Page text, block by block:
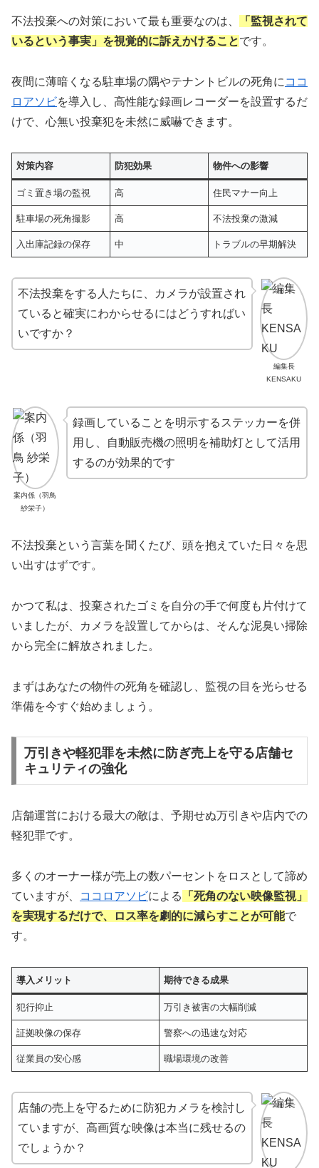
不法投棄への対策において最も重要なのは、
「監視されて
いるという事実」を視覚的に訴えかけることです。
夜間に薄暗くなる駐車場の隅やテナントビルの死角に ココ
ロアソビを導入し、高性能な録画レコーダーを設置するだ
けで、心無い投棄犯を未然に威嚇できます。
対策内容 防犯効果 物件への影響
ゴミ置き場の監視 高 住民マナー向上
駐車場の死角撮影 高 不法投棄の激減
入出庫記録の保存 中 トラブルの早期解決
編集長
KENSAKU
不法投棄をする人たちに、カメラが設置され
ていると確実にわからせるにはどうすればい
いですか？
案内係（羽鳥
紗栄子）
録画していることを明示するステッカーを併
用し、自動販売機の照明を補助灯として活用
するのが効果的です
不法投棄という言葉を聞くたび、頭を抱えていた日々を思
い出すはずです。
かつて私は、投棄されたゴミを自分の手で何度も片付けて
いましたが、カメラを設置してからは、そんな泥臭い掃除
から完全に解放されました。
まずはあなたの物件の死角を確認し、監視の目を光らせる
準備を今すぐ始めましょう。
万引きや軽犯罪を未然に防ぎ売上を守る店舗セ
キュリティの強化
店舗運営における最大の敵は、予期せぬ万引きや店内での
軽犯罪です。
多くのオーナー様が売上の数パーセントをロスとして諦め
ていますが、
ココロアソビによる
「死角のない映像監視」
を実現するだけで、ロス率を劇的に減らすことが可能で
す。
導入メリット 期待できる成果
犯行抑止 万引き被害の大幅削減
証拠映像の保存 警察への迅速な対応
従業員の安心感 職場環境の改善
店舗の売上を守るために防犯カメラを検討し
ていますが、高画質な映像は本当に残せるの
でしょうか？